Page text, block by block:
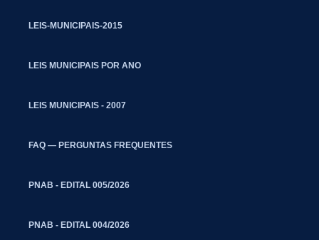
LEIS-MUNICIPAIS-2015
LEIS MUNICIPAIS POR ANO
LEIS MUNICIPAIS - 2007
FAQ — PERGUNTAS FREQUENTES
PNAB - EDITAL 005/2026
PNAB - EDITAL 004/2026